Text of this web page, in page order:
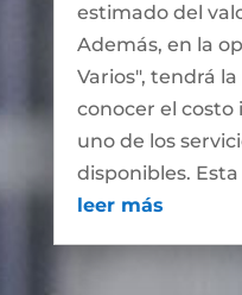
estimado del
Además, en la
Varios", tendrá
conocer el costo
uno de los
disponibles. Esta
leer más